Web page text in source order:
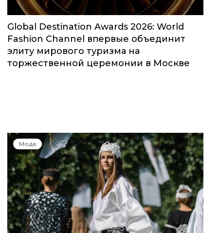
Global Destination Awards 2026: World
Fashion Channel впервые объединит
элиту мирового туризма на
торжественной церемонии в Москве
Мода